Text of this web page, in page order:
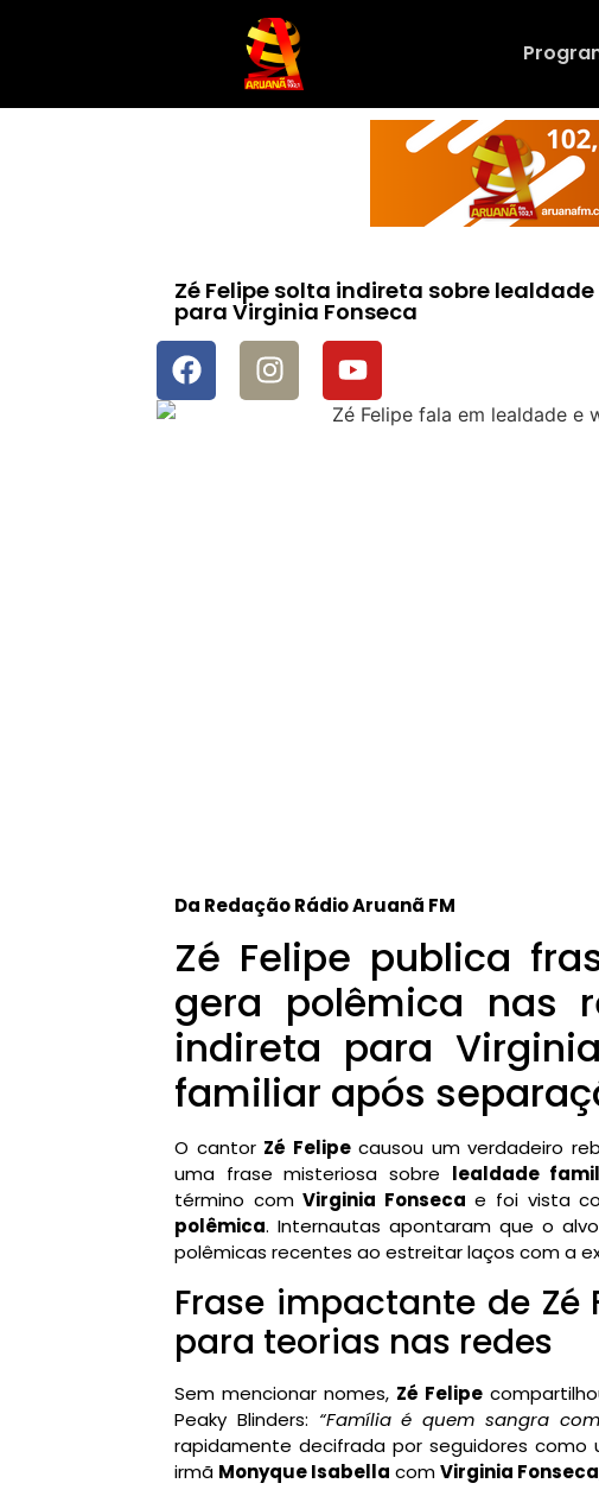
Zé Felipe solta indireta sobre
para Virginia Fonseca
Da Redação Rádio Aruanã FM
Zé Felipe publica
gera polêmica nas
indireta para
familiar após
O cantor Zé Felipecausou um verdadeiro
uma frase misteriosa sobre lealdade
término comVirginia Fonseca e foi vista
polêmica. Internautas apontaram que o
polêmicas recentes ao estreitar laços com a
Frase impactante de
para teorias nas redes
Sem mencionar nomes, Zé Felipe
Peaky Blinders: “Família é quem sangra
rapidamente decifrada por seguidores
irmã Monyque Isabella comVirginia Fonseca